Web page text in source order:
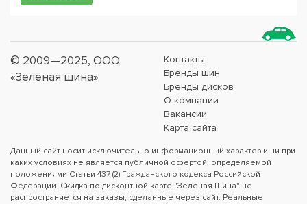
© 2009—2025, ООО
«Зелёная шина»
Контакты
Бренды шин
Бренды дисков
О компании
Вакансии
Карта сайта
Данный сайт носит исключительно информационный характер и ни при
каких условиях не является публичной офертой, определяемой
положениями Статьи 437 (2) Гражданского кодекса Российской
Федерации. Скидка по дисконтной карте "Зеленая Шина" не
распространяется на заказы, сделанные через сайт. Реальные